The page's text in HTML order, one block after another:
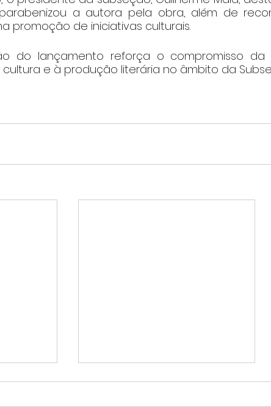
a autora pela obra, além de
promoção de iniciativas culturais.
do lançamento reforça o compromisso da
e à produção literária no âmbito da